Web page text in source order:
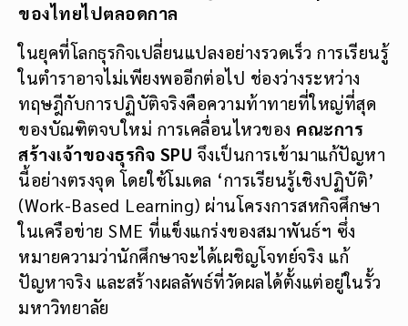
ของไทยไปตลอดกาล
ในยุคที่โลกธุรกิจเปลี่ยนแปลงอย่างรวดเร็ว การเรียนรู้
ในตำราอาจไม่เพียงพออีกต่อไป ช่องว่างระหว่าง
ทฤษฎีกับการปฏิบัติจริงคือความท้าทายที่ใหญ่ที่สุด
ของบัณฑิตจบใหม่ การเคลื่อนไหวของ คณะการ
สร้างเจ้าของธุรกิจ SPU จึงเป็นการเข้ามาแก้ปัญหา
นี้อย่างตรงจุด โดยใช้โมเดล ‘การเรียนรู้เชิงปฏิบัติ’
(Work-Based Learning) ผ่านโครงการสหกิจศึกษา
ในเครือข่าย SME ที่แข็งแกร่งของสมาพันธ์ฯ ซึ่ง
หมายความว่านักศึกษาจะได้เผชิญโจทย์จริง แก้
ปัญหาจริง และสร้างผลลัพธ์ที่วัดผลได้ตั้งแต่อยู่ในรั้ว
มหาวิทยาลัย